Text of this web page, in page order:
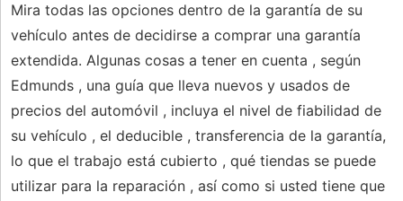
Mira todas las opciones dentro de la garantía de su
vehículo antes de decidirse a comprar una garantía
extendida. Algunas cosas a tener en cuenta , según
Edmunds , una guía que lleva nuevos y usados ​​de
precios del automóvil , incluya el nivel de fiabilidad de
su vehículo , el deducible , transferencia de la garantía,
lo que el trabajo está cubierto , qué tiendas se puede
utilizar para la reparación , así como si usted tiene que